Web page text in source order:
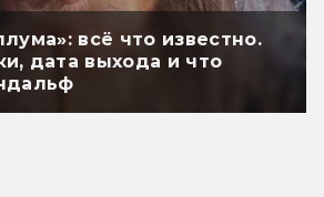
всё что известно.
дата выхода и что